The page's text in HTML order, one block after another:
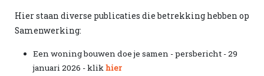
Hier staan diverse publicaties die betrekking hebben op
Samenwerking:
Een woning bouwen doe je samen - persbericht - 29
januari 2026 - klikhier